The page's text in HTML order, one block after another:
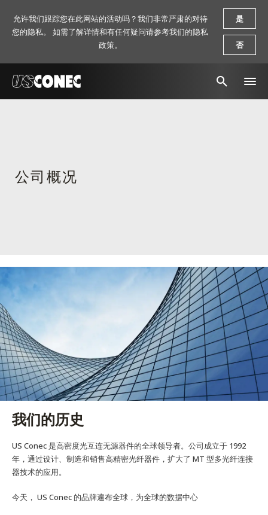
English Website
应用工程指导书 (AENs)
合作伙伴
工作机会
新闻稿
活动信息
订阅
公司概况
我们的历史
US Conec 是高密度光互连无源器件的全球领导者。公司成立于 1992
年，通过设计、制造和销售高精密光纤器件，扩大了 MT 型多光纤连接
器技术的应用。
今天， US Conec 的品牌遍布全球，为全球的数据中心
允许我们跟踪您在此网站的活动吗？我们非常严肃的对待
您的隐私。 如需了解详情和有任何疑问请参考我们的隐私
政策。
是
否